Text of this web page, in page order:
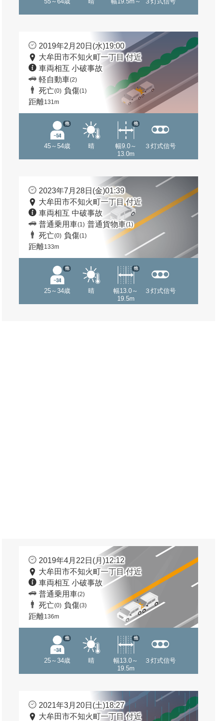
2019年2月20日(水)19:00
大牟田市不知火町一丁目 付近
車両相互 小破事故
軽自動車(2)
死亡(0) 負傷(1)
距離131m
45～54歳
他
晴
幅9.0～
13.0m
他
３灯式信号
2023年7月28日(金)01:39
大牟田市不知火町一丁目 付近
車両相互 中破事故
普通乗用車(1) 普通貨物車(1)
死亡(0) 負傷(1)
距離133m
25～34歳
他
晴
幅13.0～
19.5m
他
３灯式信号
2019年4月22日(月)12:12
大牟田市不知火町一丁目 付近
車両相互 小破事故
普通乗用車(2)
死亡(0) 負傷(3)
距離136m
25～34歳
他
晴
幅13.0～
19.5m
他
３灯式信号
2021年3月20日(土)18:27
大牟田市不知火町一丁目 付近